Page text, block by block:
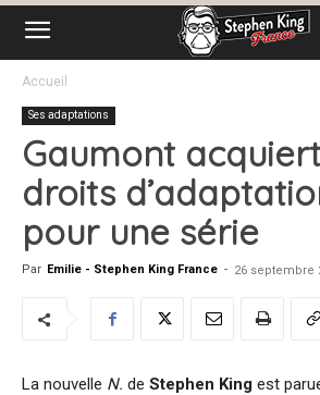
Accueil
Ses adaptations
Gaumont
droits
pour une série
Par Emilie - Stephen King France - 26 septembre
La nouvelle N. de Stephen King est